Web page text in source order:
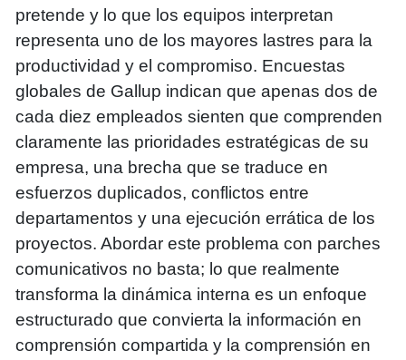
pretende y lo que los equipos interpretan
representa uno de los mayores lastres para la
productividad y el compromiso. Encuestas
globales de Gallup indican que apenas dos de
cada diez empleados sienten que comprenden
claramente las prioridades estratégicas de su
empresa, una brecha que se traduce en
esfuerzos duplicados, conflictos entre
departamentos y una ejecución errática de los
proyectos. Abordar este problema con parches
comunicativos no basta; lo que realmente
transforma la dinámica interna es un enfoque
estructurado que convierta la información en
comprensión compartida y la comprensión en